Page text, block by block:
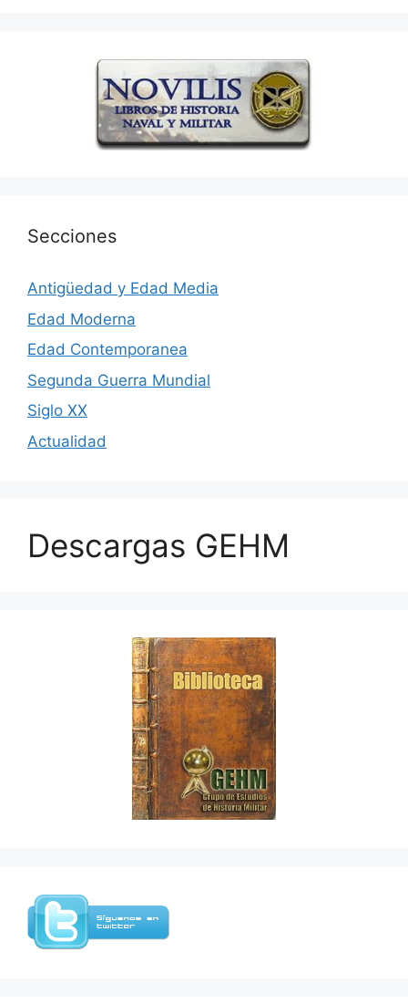
Secciones
Antigüedad y Edad Media
Edad Moderna
Edad Contemporanea
Segunda Guerra Mundial
Siglo XX
Actualidad
Descargas GEHM